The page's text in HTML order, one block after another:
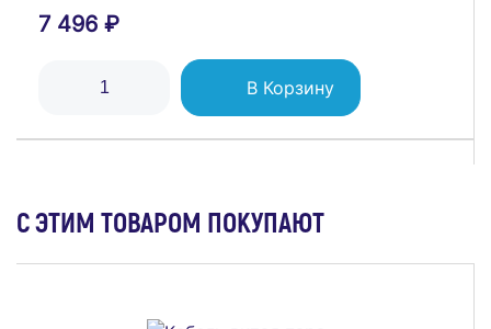
7 496 ₽
В Корзину
С ЭТИМ ТОВАРОМ ПОКУПАЮТ